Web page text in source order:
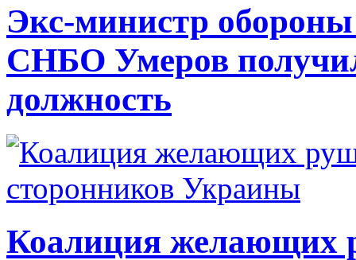
Экс-министр
СНБО Умеров
должность
Коалиция желающих